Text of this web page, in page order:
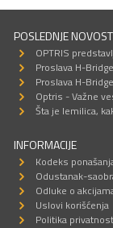
POSLEDNJE
OPTRIS
Proslava H-
Proslava H-
Optris - Važne
Šta je lemilica,
INFORMACIJE
Kodeks
Odustanak-
Odluke o
Uslovi korišćenja
Politika